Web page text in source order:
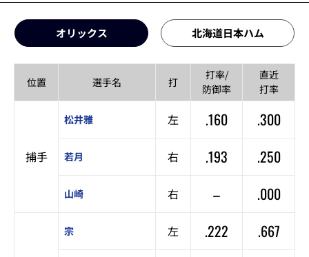
オリックス 北海道日本ハム
位置 選手名 打
打率/
防御率
直近
打率
捕手
松井雅 左 .160 .300
若月 右 .193 .250
山崎 右 – .000
宗 左 .222 .667